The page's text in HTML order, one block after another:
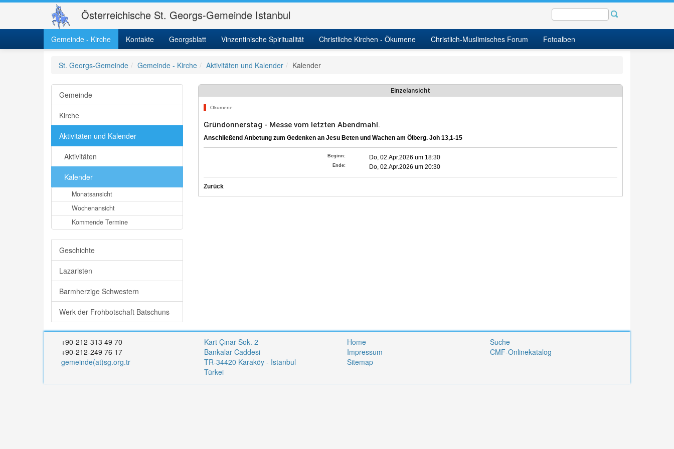
Österreichische St. Georgs-Gemeinde Istanbul
Gemeinde - Kirche Kontakte Georgsblatt Vinzentinische Spiritualität Christliche Kirchen - Ökumene Christlich-Muslimisches Forum Fotoalben
St. Georgs-Gemeinde Gemeinde - Kirche Aktivitäten und Kalender Kalender
Gemeinde
Kirche
Aktivitäten und Kalender
Aktivitäten
Kalender
Monatsansicht
Wochenansicht
Kommende Termine
Geschichte
Lazaristen
Barmherzige Schwestern
Werk der Frohbotschaft Batschuns
Einzelansicht
Ökumene
Gründonnerstag - Messe vom letzten Abendmahl.
Anschließend Anbetung zum Gedenken an Jesu Beten und Wachen am Ölberg. Joh 13,1-15
Beginn: Do, 02.Apr.2026 um 18:30
Ende: Do, 02.Apr.2026 um 20:30
Zurück
+90-212-313 49 70
+90-212-249 76 17
gemeinde(at)sg.org.tr
Kart Çınar Sok. 2
Bankalar Caddesi
TR-34420 Karaköy - Istanbul
Türkei
Home
Impressum
Sitemap
Suche
CMF-Onlinekatalog